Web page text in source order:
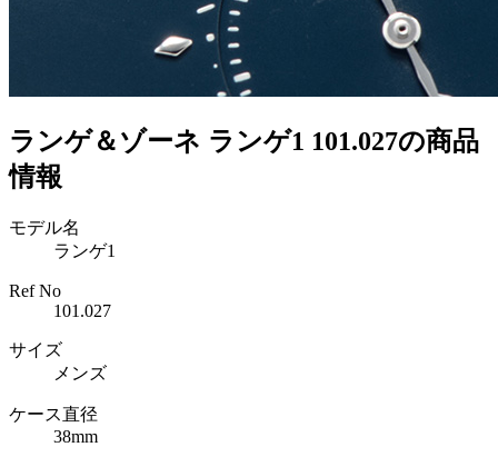
ランゲ＆ゾーネ ランゲ1 101.027の商品
情報
モデル名
ランゲ1
Ref No
101.027
サイズ
メンズ
ケース直径
38mm